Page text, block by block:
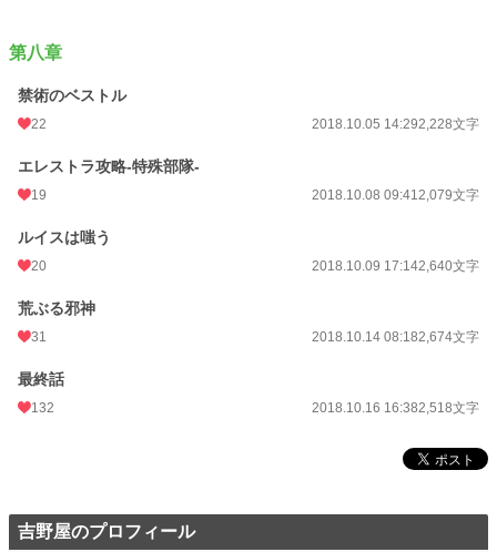
第八章
禁術のベストル
22 2018.10.05 14:292,228文字
エレストラ攻略-特殊部隊-
19 2018.10.08 09:412,079文字
ルイスは嗤う
20 2018.10.09 17:142,640文字
荒ぶる邪神
31 2018.10.14 08:182,674文字
最終話
132 2018.10.16 16:382,518文字
吉野屋のプロフィール